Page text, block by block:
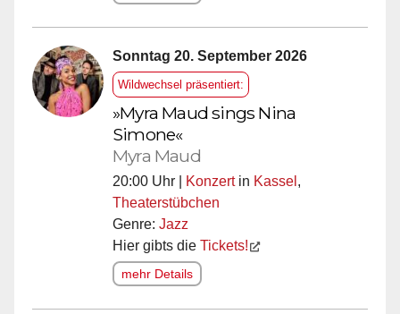
Sonntag 20. September 2026
Wildwechsel präsentiert:
»Myra Maud sings Nina
Simone«
Myra Maud
20:00 Uhr | Konzertin Kassel ,
Theaterstübchen
Genre: Jazz
Hier gibts die Tickets!
mehr Details